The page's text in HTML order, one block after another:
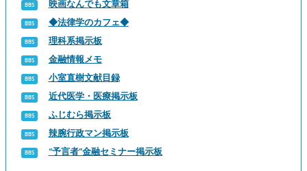
映画なんでも文章箱
◆法律学のカフェ◆
理科系掲示板
金融情報メモ
小室直樹文献目録
近代医学・医療掲示板
ふじむら掲示板
辣腕行政マン掲示板
“予言者”金融セミナー掲示板